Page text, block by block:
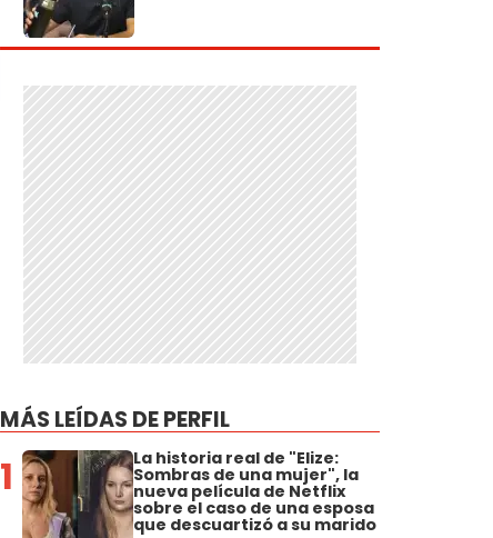
MÁS LEÍDAS DE PERFIL
1 La historia real de "Elize:
Sombras de una mujer", la
nueva película de Netflix
sobre el caso de una esposa
que descuartizó a su marido